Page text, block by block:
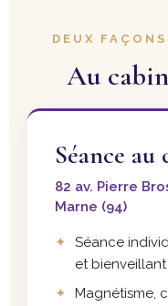
DEUX
Au
Séance au
82 av. Pierre
Marne (94)
Séance
et bienveillant
Magnétisme,